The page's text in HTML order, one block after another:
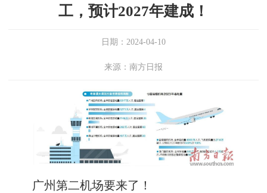
工，预计2027年建成！
日期：2024-04-10
来源：南方日报
广州第二机场要来了！